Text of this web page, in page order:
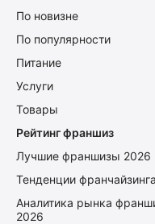
По новизне
По популярности
Питание
Услуги
Товары
Рейтинг франшиз
Лучшие франшизы 2026
Тенденции франчайзинга
Аналитика рынка
2026